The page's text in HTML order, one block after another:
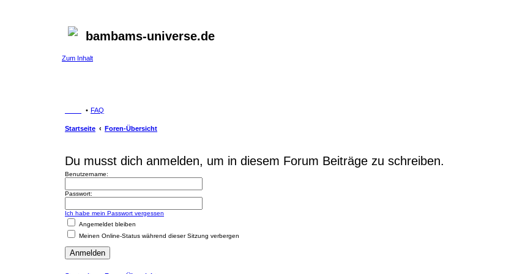
bambams-universe.de
Zum Inhalt
FAQ
Startseite Foren-Übersicht
Du musst dich anmelden, um in diesem Forum Beiträge zu schreiben.
Benutzername:
Passwort:
Ich habe mein Passwort vergessen
Angemeldet bleiben
Meinen Online-Status während dieser Sitzung verbergen